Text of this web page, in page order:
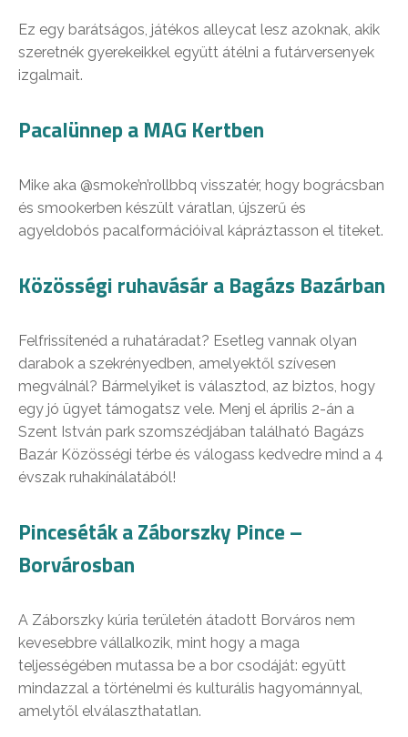
Ez egy barátságos, játékos alleycat lesz azoknak, akik
szeretnék gyerekeikkel együtt átélni a futárversenyek
izgalmait.
Pacalünnep a MAG Kertben
Mike aka @smoke’n’rollbbq visszatér, hogy bográcsban
és smookerben készült váratlan, újszerű és
agyeldobós pacalformációival kápráztasson el titeket.
Közösségi ruhavásár a Bagázs Bazárban
Felfrissítenéd a ruhatáradat? Esetleg vannak olyan
darabok a szekrényedben, amelyektől szívesen
megválnál? Bármelyiket is választod, az biztos, hogy
egy jó ügyet támogatsz vele. Menj el április 2-án a
Szent István park szomszédjában található Bagázs
Bazár Közösségi térbe és válogass kedvedre mind a 4
évszak ruhakínálatából!
Pinceséták a Záborszky Pince –
Borvárosban
A Záborszky kúria területén átadott Borváros nem
kevesebbre vállalkozik, mint hogy a maga
teljességében mutassa be a bor csodáját: együtt
mindazzal a történelmi és kulturális hagyománnyal,
amelytől elválaszthatatlan.